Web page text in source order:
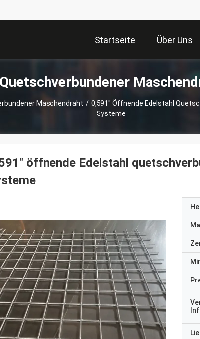
Startseite Über Uns
Maschendraht / 0,591" Öffnende Edelstahl
Systeme
öffnende Edelstahl